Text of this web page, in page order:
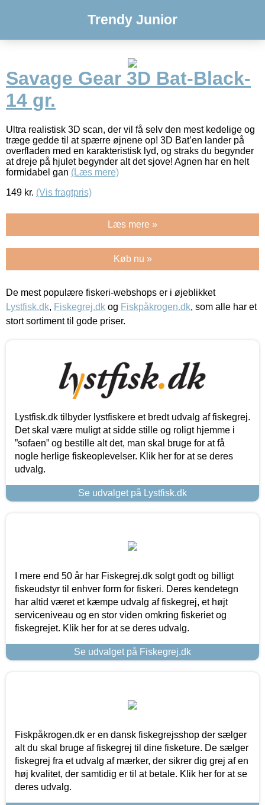
Trendy Junior
Savage Gear 3D Bat-Black-
14 gr.
Ultra realistisk 3D scan, der vil få selv den mest kedelige og
træge gedde til at spærre øjnene op! 3D Bat’en lander på
overfladen med en karakteristisk lyd, og straks du begynder
at dreje på hjulet begynder alt det sjove! Agnen har en helt
formidabel gan (Læs mere)
149 kr. (Vis fragtpris)
Læs mere »
Køb nu »
De mest populære fiskeri-webshops er i øjeblikket
Lystfisk.dk, Fiskegrej.dk og Fiskpåkrogen.dk, som alle har et
stort sortiment til gode priser.
Lystfisk.dk tilbyder lystfiskere et bredt udvalg af fiskegrej.
Det skal være muligt at sidde stille og roligt hjemme i
”sofaen” og bestille alt det, man skal bruge for at få
nogle herlige fiskeoplevelser. Klik her for at se deres
udvalg.
Se udvalget på Lystfisk.dk
I mere end 50 år har Fiskegrej.dk solgt godt og billigt
fiskeudstyr til enhver form for fiskeri. Deres kendetegn
har altid været et kæmpe udvalg af fiskegrej, et højt
serviceniveau og en stor viden omkring fiskeriet og
fiskegrejet. Klik her for at se deres udvalg.
Se udvalget på Fiskegrej.dk
Fiskpåkrogen.dk er en dansk fiskegrejsshop der sælger
alt du skal bruge af fiskegrej til dine fisketure. De sælger
fiskegrej fra et udvalg af mærker, der sikrer dig grej af en
høj kvalitet, der samtidig er til at betale. Klik her for at se
deres udvalg.